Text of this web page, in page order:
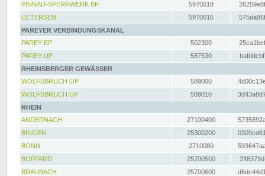
PINNAU-SPERRWERK BP
5970018
UETERSEN
5970016
PAREYER VERBINDUNGSKANAL
PAREY EP
502300
PAREY UP
587530
RHEINSBERGER GEWÄSSER
WOLFSBRUCH OP
589000
WOLFSBRUCH UP
589010
RHEIN
ANDERNACH
27100400
BINGEN
25300200
BONN
2710080
BOPPARD
25700500
BRAUBACH
25700600